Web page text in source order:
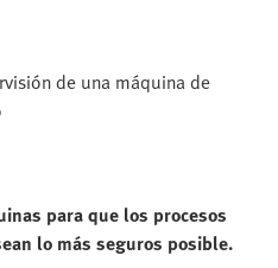
de una máquina de
para que los procesos
lo más seguros posible.